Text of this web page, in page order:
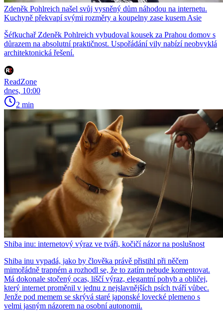
Zdeněk Pohlreich našel svůj vysněný dům náhodou na internetu.
Kuchyně překvapí svými rozměry a koupelny zase kusem Asie
Šéfkuchař Zdeněk Pohlreich vybudoval kousek za Prahou domov s
důrazem na absolutní praktičnost. Uspořádání vily nabízí neobvyklá
architektonická řešení.
ReadZone
dnes, 10:00
2 min
Shiba inu: internetový výraz ve tváři, kočičí názor na poslušnost
Shiba inu vypadá, jako by člověka právě přistihl při něčem
mimořádně trapném a rozhodl se, že to zatím nebude komentovat.
Má dokonale stočený ocas, liščí výraz, elegantní pohyb a obličej,
který internet proměnil v jednu z nejslavnějších psích tváří vůbec.
Jenže pod memem se skrývá staré japonské lovecké plemeno s
velmi jasným názorem na osobní autonomii.